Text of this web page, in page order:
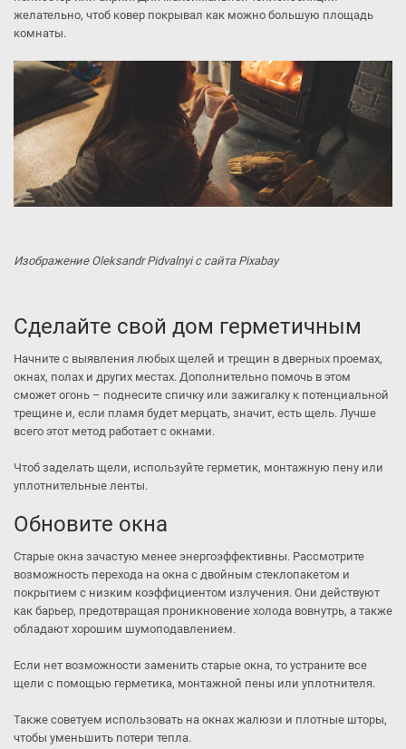
желательно, чтоб ковер покрывал как можно большую площадь
комнаты.
Изображение Oleksandr Pidvalnyi с сайта Pixabay
Сделайте свой дом герметичным
Начните с выявления любых щелей и трещин в дверных проемах,
окнах, полах и других местах. Дополнительно помочь в этом
сможет огонь – поднесите спичку или зажигалку к потенциальной
трещине и, если пламя будет мерцать, значит, есть щель. Лучше
всего этот метод работает с окнами.
Чтоб заделать щели, используйте герметик, монтажную пену или
уплотнительные ленты.
Обновите окна
Старые окна зачастую менее энергоэффективны. Рассмотрите
возможность перехода на окна с двойным стеклопакетом и
покрытием с низким коэффициентом излучения. Они действуют
как барьер, предотвращая проникновение холода вовнутрь, а также
обладают хорошим шумоподавлением.
Если нет возможности заменить старые окна, то устраните все
щели с помощью герметика, монтажной пены или уплотнителя.
Также советуем использовать на окнах жалюзи и плотные шторы,
чтобы уменьшить потери тепла.